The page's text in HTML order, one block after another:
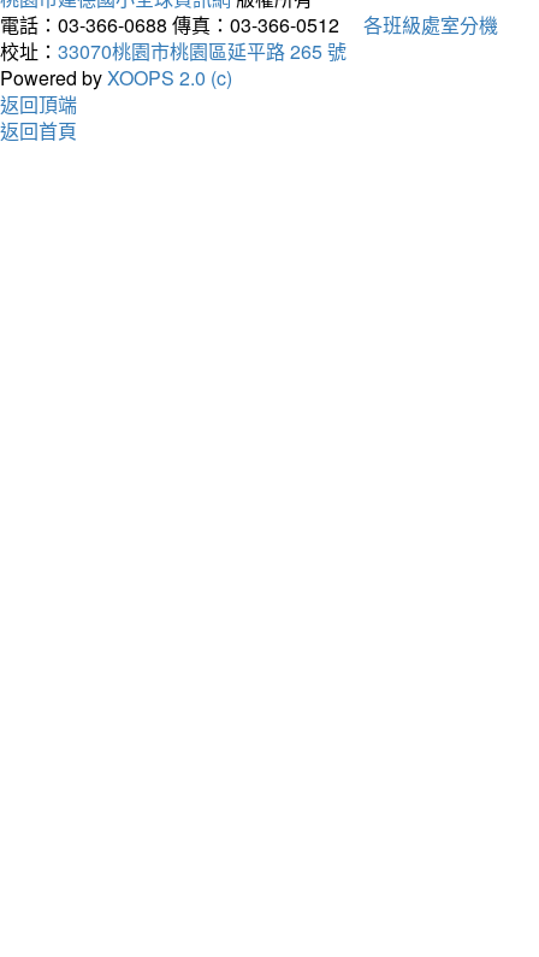
電話：03-366-0688 傳真：03-366-0512
各班級處室分機
校址： 33070桃園市桃園區延平路 265 號
Powered byXOOPS 2.0 (c)
返回頂端
返回首頁